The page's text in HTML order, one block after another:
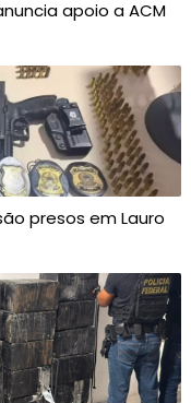
apoio a ACM
presos em Lauro